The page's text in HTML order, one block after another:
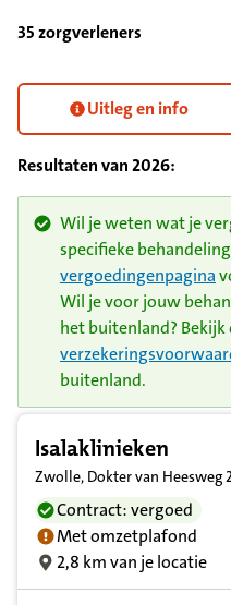
35 zorgverleners
Uitleg en info
Resultaten van2026:
Wil je weten wat je
specifieke
vergoedingenpagina
Wil je voor jouw
het buitenland? Bekijk
buitenland.
Isalaklinieken
Zwolle, Dokter van Heesweg
Contract: vergoed
Met omzetplafond
2,8 km van je locatie